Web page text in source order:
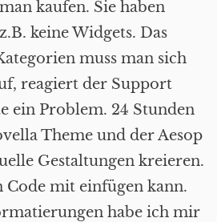
kaufen. Sie haben
keine Widgets. Das
muss man sich
reagiert der Support
ein Problem. 24 Stunden
Theme und der Aesop
Gestaltungen kreieren.
Code mit einfügen kann.
habe ich mir